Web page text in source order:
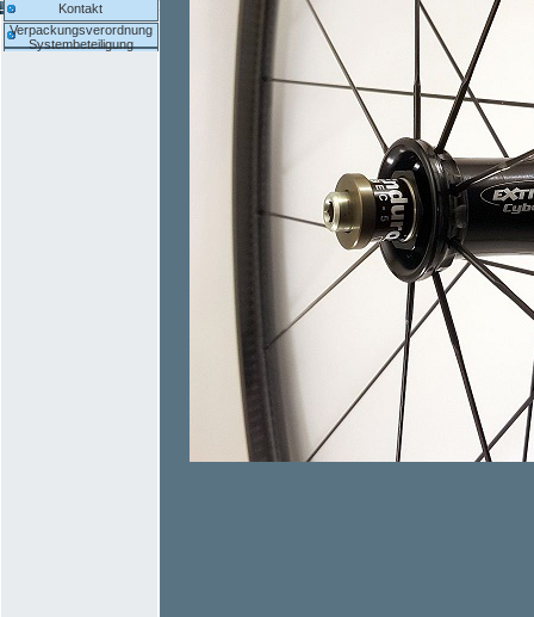
Kontakt
Verpackungsverordnung
Systembeteiligung